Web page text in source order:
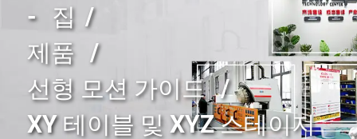
집
제품
선형 모션 가이드
XY 테이블 및 XYZ 스테이지